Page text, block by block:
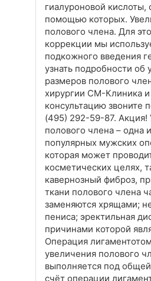
гиалуроновой кислоты,
помощью которых.
полового члена. Для
коррекции мы
подкожного введения
узнать подробности об
размеров полового
хирургии СМ-Клиника и
консультацию звоните
(495) 292-59-87. Акция!
полового члена – одна
популярных мужских
которая может
косметических целях,
кавернозный фиброз,
ткани полового члена
заменяются хрящами;
пениса; эректильная
причинами которой
Операция
увеличения полового
выполняется под
счёт операции